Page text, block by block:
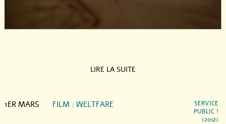
LIRE LA SUITE
1ER MARS FILM : WELTFARE
SERVICE
PUBLIC !
(2012)